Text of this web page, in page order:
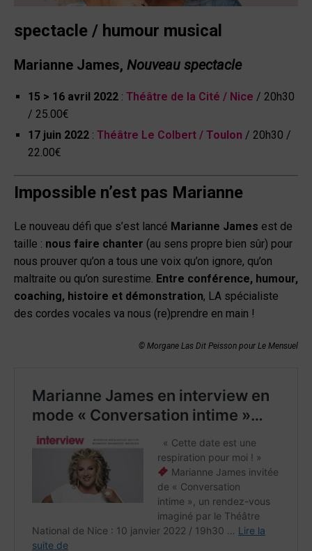
spectacle / humour musical
Marianne James, Nouveau spectacle
15 > 16 avril 2022 : Théâtre de la Cité / Nice / 20h30
/ 25.00€
17 juin 2022 : Théâtre Le Colbert / Toulon / 20h30 /
22.00€
Impossible n’est pas Marianne
Le nouveau défi que s’est lancé Marianne James est de
taille : nous faire chanter (au sens propre bien sûr) pour
nous prouver qu’on a tous une voix qu’on ignore, qu’on
maltraite ou qu’on surestime. Entre conférence, humour,
coaching, histoire et démonstration, LA spécialiste
des cordes vocales va nous (re)prendre en main !
© Morgane Las Dit Peisson pour Le Mensuel